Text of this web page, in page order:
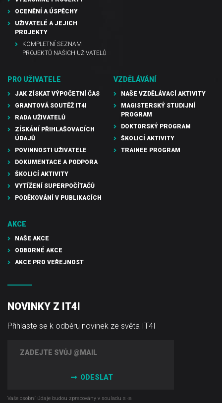
OCENĚNÍ A ÚSPĚCHY
UŽIVATELÉ A JEJICH
PROJEKTY
KOMPLETNÍ SEZNAM
PROJEKTŮ NAŠICH UŽIVATELŮ
PRO UŽIVATELE
JAK ZÍSKAT VÝPOČETNÍ ČAS
GRANTOVÁ SOUTĚŽ IT4I
RADA UŽIVATELŮ
ZÍSKÁNÍ PŘIHLAŠOVACÍCH
ÚDAJŮ
POVINNOSTI UŽIVATELE
DOKUMENTACE A PODPORA
ŠKOLICÍ AKTIVITY
VYTÍŽENÍ SUPERPOČÍTAČŮ
PODĚKOVÁNÍ V PUBLIKACÍCH
VZDĚLÁVÁNÍ
NAŠE VZDĚLÁVACÍ AKTIVITY
MAGISTERSKÝ STUDIJNÍ
PROGRAM
DOKTORSKÝ PROGRAM
ŠKOLICÍ AKTIVITY
TRAINEE PROGRAM
AKCE
NAŠE AKCE
ODBORNÉ AKCE
AKCE PRO VEŘEJNOST
NOVINKY Z IT4I
Přihlaste se k odběru novinek ze světa IT4I
ODESLAT
Vaše osobní údaje budou zpracovány v souladu s ‹a